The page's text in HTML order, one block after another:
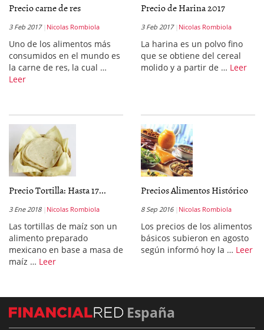
Precio carne de res
3 Feb 2017 Nicolas Rombiola
Uno de los alimentos más
consumidos en el mundo es
la carne de res, la cual …
Leer
Precio de Harina 2017
3 Feb 2017 Nicolas Rombiola
La harina es un polvo fino
que se obtiene del cereal
molido y a partir de … Leer
Precio Tortilla: Hasta 17...
3 Ene 2018 Nicolas Rombiola
Las tortillas de maíz son un
alimento preparado
mexicano en base a masa de
maíz … Leer
Precios Alimentos Histórico
8 Sep 2016 Nicolas Rombiola
Los precios de los alimentos
básicos subieron en agosto
según informó hoy la … Leer
España